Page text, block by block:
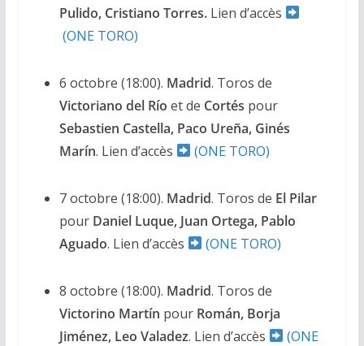
Pulido, Cristiano Torres.Lien d’accès
(ONE TORO)
6 octobre (18:00). Madrid. Toros de
Victoriano del Río et de Cortés pour
Sebastien Castella, Paco Ureña, Ginés
Marín. Lien d’accès (ONE TORO)
7 octobre (18:00). Madrid. Toros de El Pilar
pour Daniel Luque, Juan Ortega, Pablo
Aguado. Lien d’accès (ONE TORO)
8 octobre (18:00). Madrid. Toros de
Victorino Martín pour Román, Borja
Jiménez, Leo Valadez. Lien d’accès
(ONE